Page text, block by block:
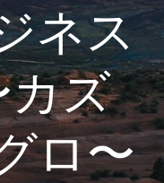
ネス
ズ
ロ〜